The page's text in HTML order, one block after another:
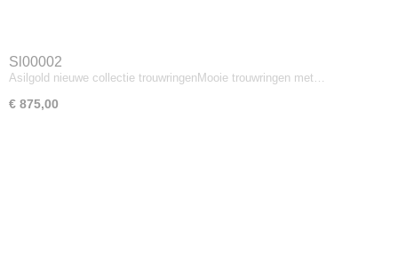
Sl00002
Asilgold nieuwe collectie trouwringenMooie trouwringen met…
€ 875,00